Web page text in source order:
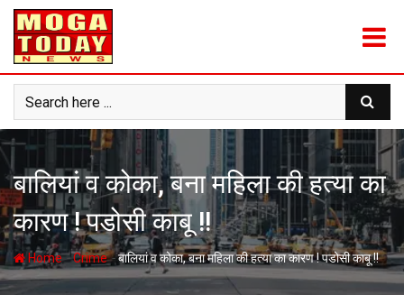
Skip
content
बालियां व कोका, बना महिला की हत्या का
कारण ! पडोसी काबू !!
Home-Crime-बालियां व कोका, बना महिला की हत्या का कारण ! पडोसी काबू !!